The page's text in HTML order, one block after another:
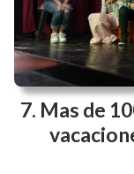
Mas de